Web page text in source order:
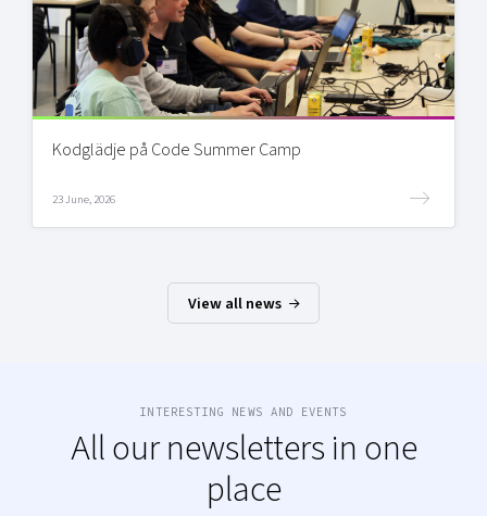
Kodglädje på Code Summer Camp
23 June, 2026
View all news
INTERESTING NEWS AND EVENTS
All our newsletters in one
place